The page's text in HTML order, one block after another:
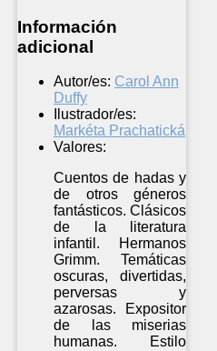
Información
adicional
Autor/es: Carol Ann
Duffy
Ilustrador/es:
Markéta Prachatická
Valores:
Cuentos de hadas y
de otros géneros
fantásticos. Clásicos
de la literatura
infantil. Hermanos
Grimm. Temáticas
oscuras, divertidas,
perversas y
azarosas. Expositor
de las miserias
humanas. Estilo